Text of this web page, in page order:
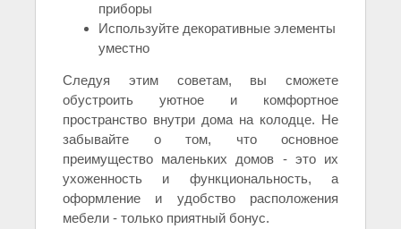
приборы
Используйте декоративные элементы
уместно
Следуя этим советам, вы сможете
обустроить уютное и комфортное
пространство внутри дома на колодце. Не
забывайте о том, что основное
преимущество маленьких домов - это их
ухоженность и функциональность, а
оформление и удобство расположения
мебели - только приятный бонус.